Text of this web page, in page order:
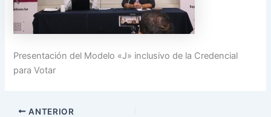
Presentación del Modelo «J» inclusivo de la Credencial
para Votar
ANTERIOR